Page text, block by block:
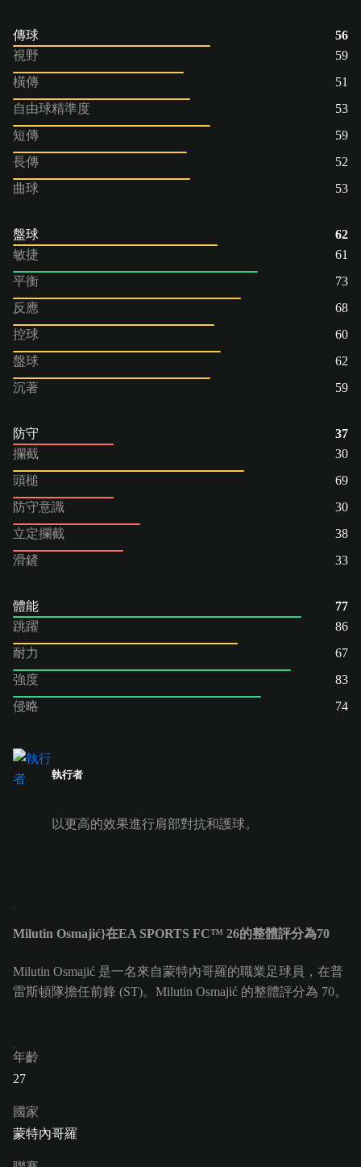
傳球
56
視野
59
橫傳
51
自由球精準度
53
短傳
59
長傳
52
曲球
53
盤球
62
敏捷
61
平衡
73
反應
68
控球
60
盤球
62
沉著
59
防守
37
攔截
30
頭槌
69
防守意識
30
立定攔截
38
滑鏟
33
體能
77
跳躍
86
耐力
67
強度
83
侵略
74
執行者
以更高的效果進行肩部對抗和護球。
Milutin Osmajić}在EA SPORTS FC™ 26的整體評分為70
Milutin Osmajić 是一名來自蒙特內哥羅的職業足球員，在普
雷斯頓隊擔任前鋒 (ST)。Milutin Osmajić 的整體評分為 70。
年齡
27
國家
蒙特內哥羅